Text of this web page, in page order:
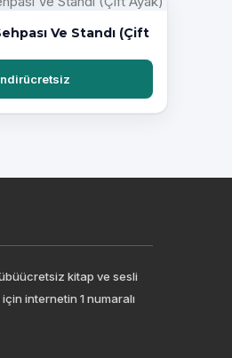
Ve Standı (Çift
kitap ve sesli
internetin 1 numaralı